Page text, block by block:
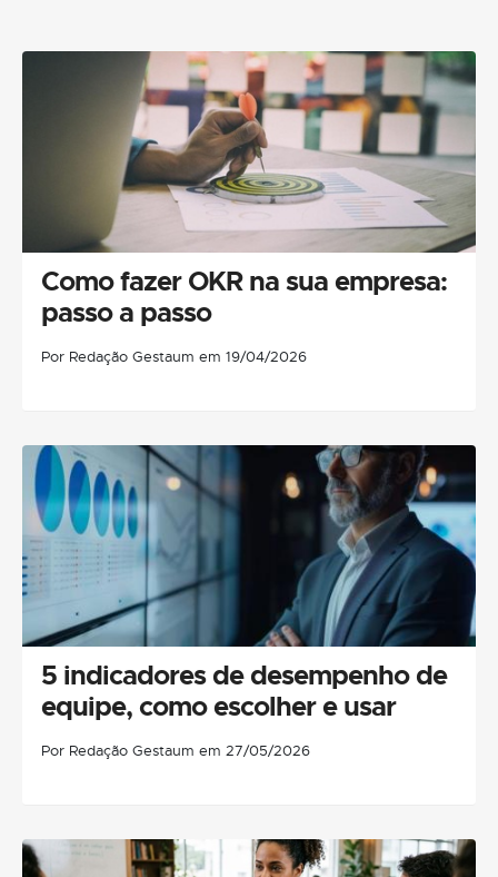
Como fazer OKR na sua empresa:
passo a passo
Por Redação Gestaum em 19/04/2026
5 indicadores de desempenho de
equipe, como escolher e usar
Por Redação Gestaum em 27/05/2026